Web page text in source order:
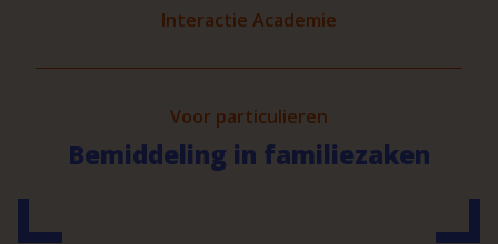
Interactie Academie
Voor particulieren
Bemiddeling in familiezaken